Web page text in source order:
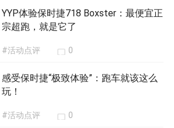
YYP体验保时捷718 Boxster：最便宜正
宗超跑，就是它了
#活动点评 0
感受保时捷“极致体验”：跑车就该这么
玩！
#活动点评 0